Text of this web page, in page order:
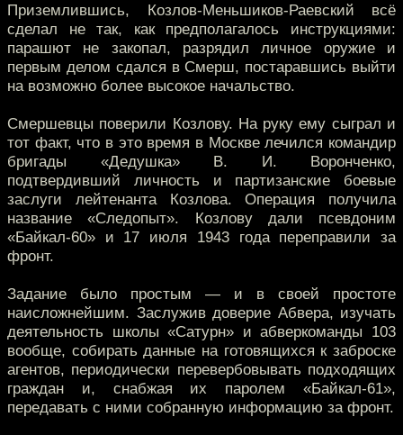
Приземлившись, Козлов-Меньшиков-Раевский всё
сделал не так, как предполагалось инструкциями:
парашют не закопал, разрядил личное оружие и
первым делом сдался в Смерш, постаравшись выйти
на возможно более высокое начальство.
Смершевцы поверили Козлову. На руку ему сыграл и
тот факт, что в это время в Москве лечился командир
бригады «Дедушка» В. И. Воронченко,
подтвердивший личность и партизанские боевые
заслуги лейтенанта Козлова. Операция получила
название «Следопыт». Козлову дали псевдоним
«Байкал-60» и 17 июля 1943 года переправили за
фронт.
Задание было простым — и в своей простоте
наисложнейшим. Заслужив доверие Абвера, изучать
деятельность школы «Сатурн» и абверкоманды 103
вообще, собирать данные на готовящихся к заброске
агентов, периодически перевербовывать подходящих
граждан и, снабжая их паролем «Байкал-61»,
передавать с ними собранную информацию за фронт.